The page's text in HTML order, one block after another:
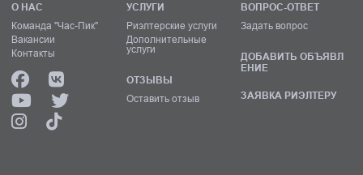
О НАС
Команда "Час-Пик"
Вакансии
Контакты
УСЛУГИ
Риэлтерские услуги
Дополнительные
услуги
ОТЗЫВЫ
Оставить отзыв
ВОПРОС-ОТВЕТ
Задать вопрос
ДОБАВИТЬ ОБЪЯВЛ
ЕНИЕ
ЗАЯВКА РИЭЛТЕРУ